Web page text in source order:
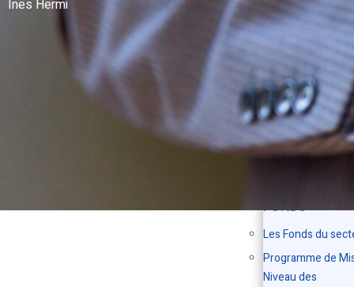
stratégiques
CADRE
Réglementations
matière de
Réglementation
« OMRA »
FONDS
Les Fonds du
Programme de
Niveau des
Ines Hermi